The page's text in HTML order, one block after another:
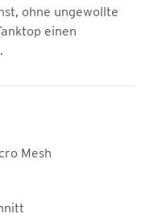
ohne ungewollte
einen
Mesh